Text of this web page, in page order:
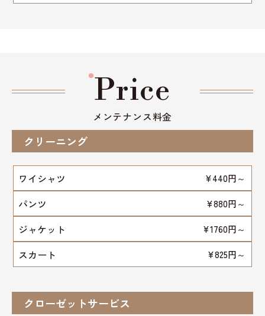
Price
メンテナンス料金
クリーニング
ワイシャツ ¥440円～
パンツ ¥880円～
ジャケット ¥1760円～
スカート ¥825円～
クローゼットサービス